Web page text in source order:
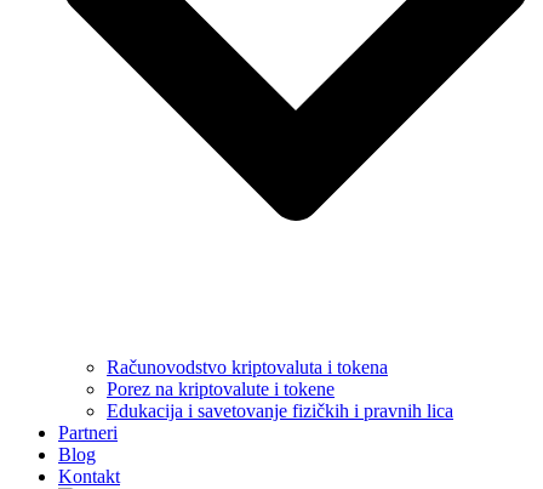
Računovodstvo kriptovaluta i tokena
Porez na kriptovalute i tokene
Edukacija i savetovanje fizičkih i pravnih lica
Partneri
Blog
Kontakt